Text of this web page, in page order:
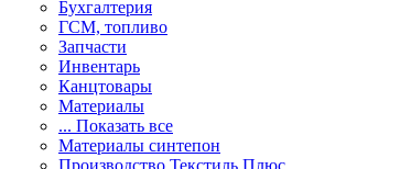
Бухгалтерия
ГСМ, топливо
Запчасти
Инвентарь
Канцтовары
Материалы
... Показать все
Материалы синтепон
Производство Текстиль Плюс